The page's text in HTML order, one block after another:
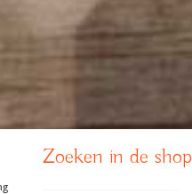
Zoeken in de shop